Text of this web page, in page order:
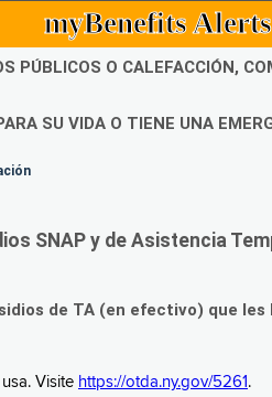
myBenefits Alerts
PÚBLICOS O CALEFACCIÓN,
SU VIDA O TIENE UNA
SNAP y de Asistencia
de TA (en efectivo) que les
Visite https://otda.ny.gov/5261 .